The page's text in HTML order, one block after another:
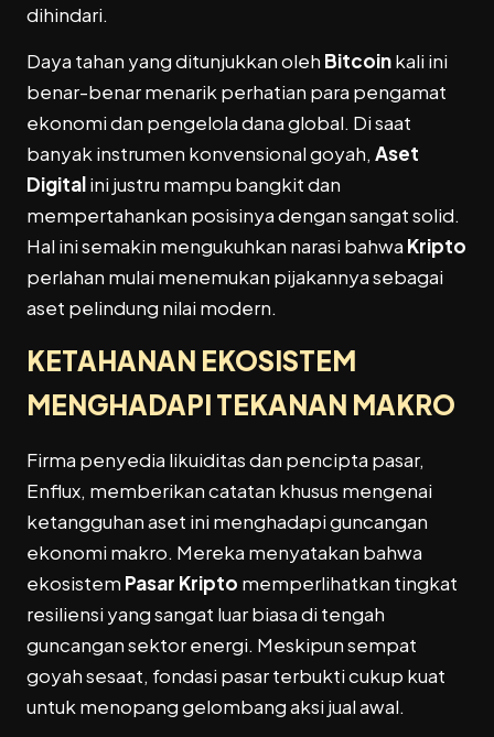
dihindari.
Daya tahan yang ditunjukkan oleh Bitcoinkali ini
benar-benar menarik perhatian para pengamat
ekonomi dan pengelola dana global. Di saat
banyak instrumen konvensional goyah, Aset
Digitalini justru mampu bangkit dan
mempertahankan posisinya dengan sangat solid.
Hal ini semakin mengukuhkan narasi bahwa Kripto
perlahan mulai menemukan pijakannya sebagai
aset pelindung nilai modern.
KETAHANAN EKOSISTEM
MENGHADAPI TEKANAN MAKRO
Firma penyedia likuiditas dan pencipta pasar,
Enflux, memberikan catatan khusus mengenai
ketangguhan aset ini menghadapi guncangan
ekonomi makro. Mereka menyatakan bahwa
ekosistem Pasar Kripto memperlihatkan tingkat
resiliensi yang sangat luar biasa di tengah
guncangan sektor energi. Meskipun sempat
goyah sesaat, fondasi pasar terbukti cukup kuat
untuk menopang gelombang aksi jual awal.